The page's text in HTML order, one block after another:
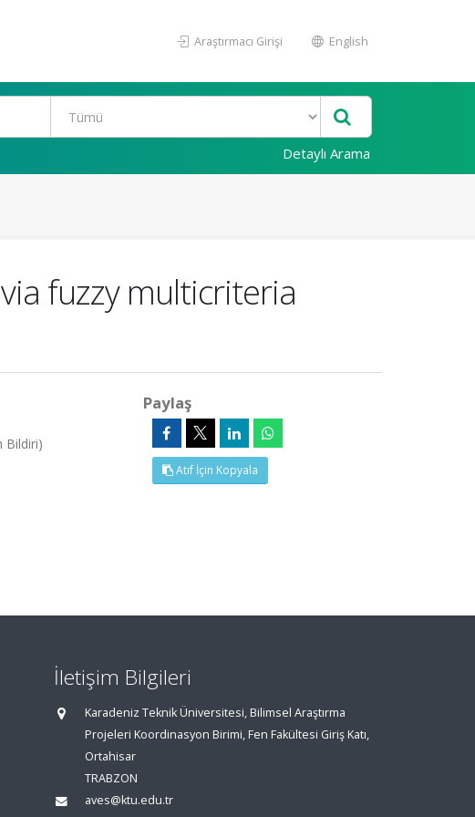
Araştırmacı Girişi English
Detaylı Arama
fuzzy multicriteria
Bildiri)
Paylaş
Atıf İçin Kopyala
İletişim Bilgileri
Karadeniz Teknik Üniversitesi, Bilimsel Araştırma
Projeleri Koordinasyon Birimi, Fen Fakültesi Giriş Katı,
Ortahisar
TRABZON
aves@ktu.edu.tr